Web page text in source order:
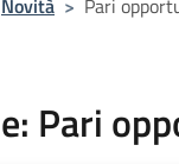
Novità > Pari
Pari